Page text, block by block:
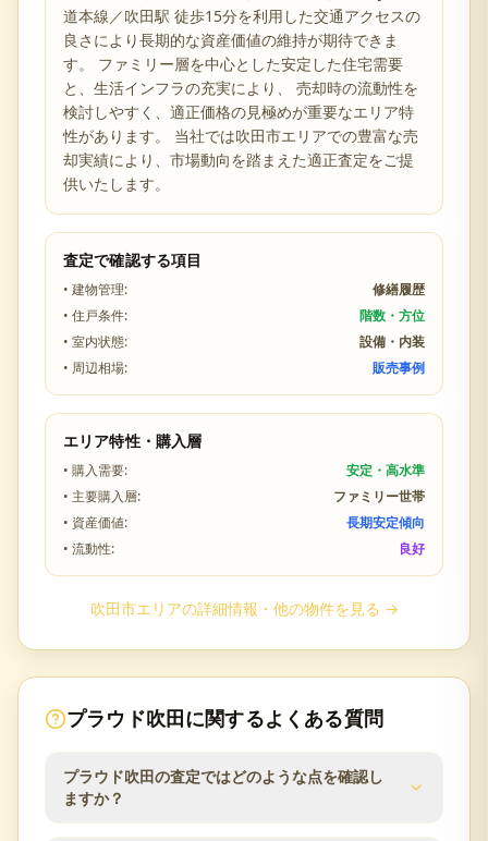
道本線／吹田駅 徒歩15分を利用した交通アクセスの
良さ により長期的な資産価値の維持が期待できま
す。 ファミリー層を中心とした安定した住宅需要
と、生活インフラの充実により、 売却時の流動性を
検討しやすく、適正価格の見極めが重要なエリア特
性があります。 当社では吹田市エリアでの豊富な売
却実績により、市場動向を踏まえた適正査定をご提
供いたします。
査定で確認する項目
• 建物管理:
修繕履歴
• 住戸条件:
階数・方位
• 室内状態:
設備・内装
• 周辺相場:
販売事例
エリア特性・購入層
• 購入需要:
安定・高水準
• 主要購入層:
ファミリー世帯
• 資産価値:
長期安定傾向
• 流動性:
良好
吹田市エリアの詳細情報・他の物件を見る →
プラウド吹田 に関するよくある質問
プラウド吹田の査定ではどのような点を確認し
ますか？